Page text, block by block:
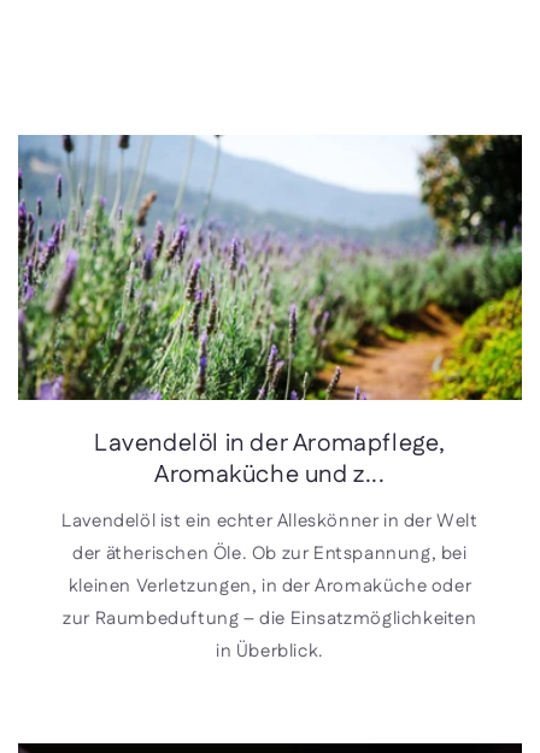
Lavendelöl in der Aromapflege,
Aromaküche und z...
Lavendelöl ist ein echter Alleskönner in der Welt
der ätherischen Öle. Ob zur Entspannung, bei
kleinen Verletzungen, in der Aromaküche oder
zur Raumbeduftung – die Einsatzmöglichkeiten
in Überblick.